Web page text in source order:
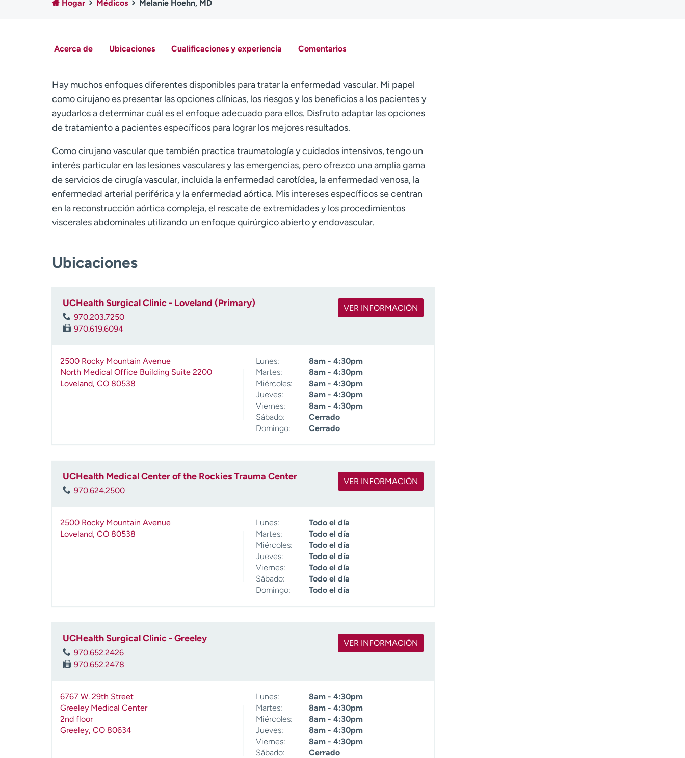
Hogar Médicos Melanie Hoehn, MD
Acerca de Ubicaciones Cualificaciones y experiencia Comentarios
Hay muchos enfoques diferentes disponibles para tratar la enfermedad vascular. Mi papel
como cirujano es presentar las opciones clínicas, los riesgos y los beneficios a los pacientes y
ayudarlos a determinar cuál es el enfoque adecuado para ellos. Disfruto adaptar las opciones
de tratamiento a pacientes específicos para lograr los mejores resultados.
Como cirujano vascular que también practica traumatología y cuidados intensivos, tengo un
interés particular en las lesiones vasculares y las emergencias, pero ofrezco una amplia gama
de servicios de cirugía vascular, incluida la enfermedad carotídea, la enfermedad venosa, la
enfermedad arterial periférica y la enfermedad aórtica. Mis intereses específicos se centran
en la reconstrucción aórtica compleja, el rescate de extremidades y los procedimientos
viscerales abdominales utilizando un enfoque quirúrgico abierto y endovascular.
Ubicaciones
UCHealth Surgical Clinic - Loveland (Primary)
970.203.7250
970.619.6094
VER INFORMACIÓN
2500 Rocky Mountain Avenue
North Medical Office Building Suite 2200
Loveland, CO 80538
Lunes:
8am - 4:30pm
Martes:
8am - 4:30pm
Miércoles:
8am - 4:30pm
Jueves:
8am - 4:30pm
Viernes:
8am - 4:30pm
Sábado:
Cerrado
Domingo:
Cerrado
UCHealth Medical Center of the Rockies Trauma Center
970.624.2500
VER INFORMACIÓN
2500 Rocky Mountain Avenue
Loveland, CO 80538
Lunes:
Todo el día
Martes:
Todo el día
Miércoles:
Todo el día
Jueves:
Todo el día
Viernes:
Todo el día
Sábado:
Todo el día
Domingo:
Todo el día
UCHealth Surgical Clinic - Greeley
970.652.2426
970.652.2478
VER INFORMACIÓN
6767 W. 29th Street
Greeley Medical Center
2nd floor
Greeley, CO 80634
Lunes:
8am - 4:30pm
Martes:
8am - 4:30pm
Miércoles:
8am - 4:30pm
Jueves:
8am - 4:30pm
Viernes:
8am - 4:30pm
Sábado:
Cerrado